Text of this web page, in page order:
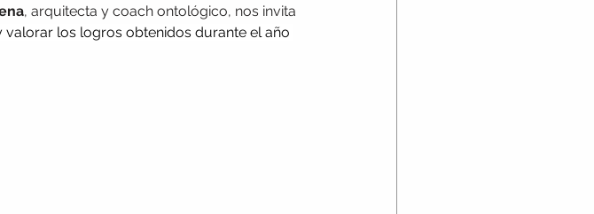
, arquitecta y coach ontológico, nos invita
los logros obtenidos durante el año